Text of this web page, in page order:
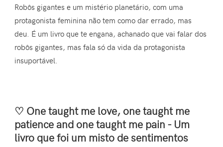
Robôs gigantes e um mistério planetário, com uma
protagonista feminina não tem como dar errado, mas
deu. É um livro que te engana, achanado que vai falar dos
robôs gigantes, mas fala só da vida da protagonista
insuportável.
♡ One taught me love, one taught me
patience and one taught me pain - Um
livro que foi um misto de sentimentos